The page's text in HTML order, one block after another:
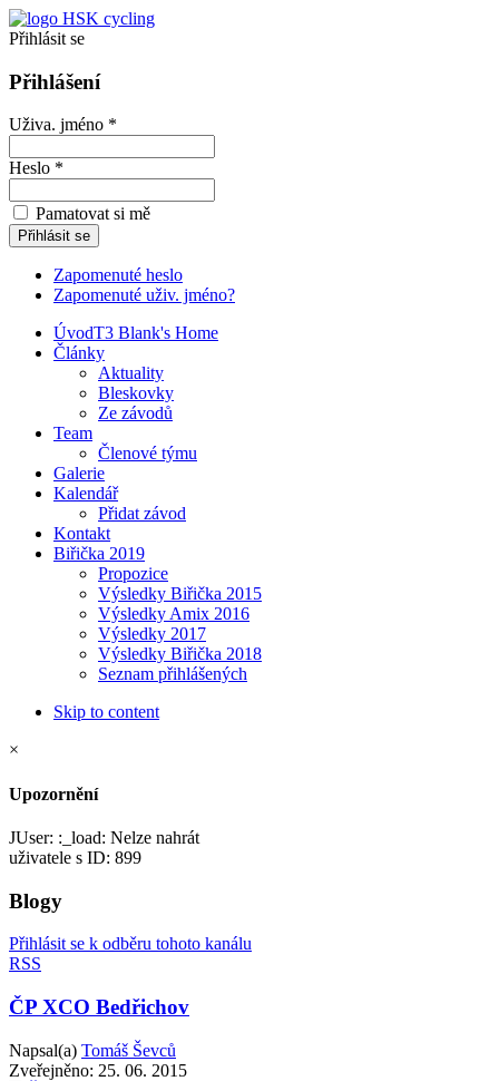
Přihlásit se
Přihlášení
Uživa. jméno *
Heslo *
Pamatovat si mě
Zapomenuté heslo
Zapomenuté uživ. jméno?
ÚvodT3 Blank's Home
Články
Aktuality
Bleskovky
Ze závodů
Team
Členové týmu
Galerie
Kalendář
Přidat závod
Kontakt
Biřička 2019
Propozice
Výsledky Biřička 2015
Výsledky Amix 2016
Výsledky 2017
Výsledky Biřička 2018
Seznam přihlášených
Skip to content
×
Upozornění
JUser: :_load: Nelze nahrát
uživatele s ID: 899
Blogy
Přihlásit se k odběru tohoto kanálu
RSS
ČP XCO Bedřichov
Napsal(a) Tomáš Ševců
Zveřejněno: 25. 06. 2015